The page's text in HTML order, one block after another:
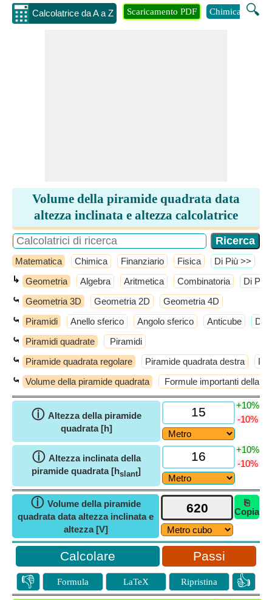
Calcolatrice da A a Z 🔍
Scaricamento PDF Chimica
Volume della piramide quadrata data
altezza inclinata e altezza calcolatrice
Matematica Chimica Finanziario Fisica ​Di Più >>
↳ Geometria Algebra Aritmetica Combinatoria ​Di Più
⤿ Geometria 3D Geometria 2D Geometria 4D
⤿ Piramidi Anello sferico Angolo sferico Anticube ​Di
⤿ Piramidi quadrate Piramidi
⤿ Piramide quadrata regolare Piramide quadrata destra
⤿ Volume della piramide quadrata Formule importanti della
ⓘ Altezza della piramide
quadrata [h]
+10%
-10%
ⓘ Altezza inclinata della
piramide quadrata [hslant]
+10%
-10%
ⓘ Volume della piramide
quadrata data altezza inclinata e
altezza [V]
⎘
Copia
Passi
👎 Formula LaTeX Ripristina 👍